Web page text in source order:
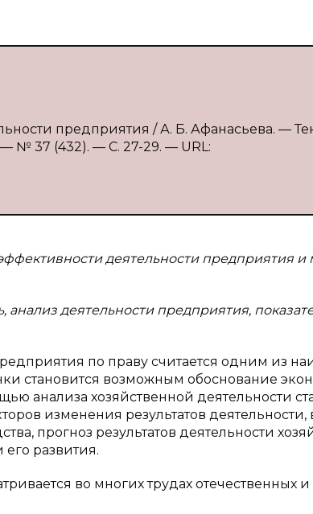
предприятия / А. Б. Афанасьева. —
№ 37 (432). — С. 27-29. — URL:
деятельности предприятия и
анализ деятельности предприятия,
по праву считается одним из
становится возможным обоснование
анализа хозяйственной деятельности
изменения результатов
прогноз результатов деятельности
развития.
во многих трудах отечественных